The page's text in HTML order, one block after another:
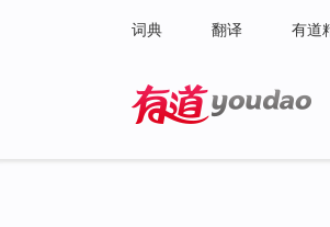
词典 翻译 有道